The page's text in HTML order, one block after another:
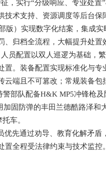
实行“分级响应、专业处置”
术支持、资源调度等后台保
版）实现数字化结案，集成
归档全流程，大幅提升处置
配置以双人巡逻为基础，
。装备配置实现标准化与专
端且不可篡改；常规装备包
警部队配备H&K MP5冲锋枪
固防弹的丰田兰德酷路泽和
车。
先通过劝导、教育化解矛盾
全程受法律约束与技术监控。